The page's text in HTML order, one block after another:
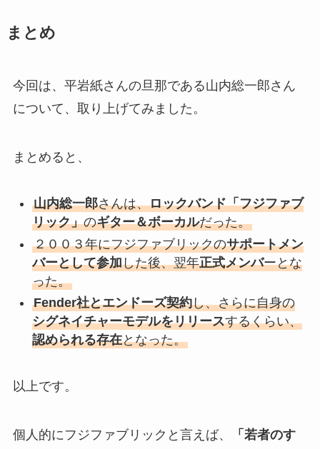
まとめ
今回は、平岩紙さんの旦那である山内総一郎さん
について、取り上げてみました。
まとめると、
山内総一郎さんは、ロックバンド「フジファブ
リック」のギター＆ボーカルだった。
２００３年にフジファブリックのサポートメン
バーとして参加した後、翌年正式メンバーとな
った。
Fender社とエンドーズ契約し、さらに自身の
シグネイチャーモデルをリリースするくらい、
認められる存在となった。
以上です。
個人的にフジファブリックと言えば、
「若者のす